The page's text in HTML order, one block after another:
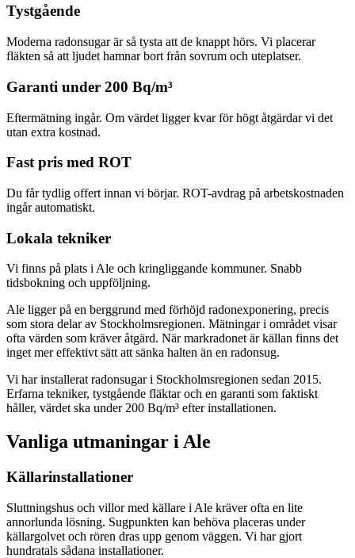
Tystgående
Moderna radonsugar är så tysta att de knappt hörs. Vi placerar
fläkten så att ljudet hamnar bort från sovrum och uteplatser.
Garanti under 200 Bq/m³
Eftermätning ingår. Om värdet ligger kvar för högt åtgärdar vi det
utan extra kostnad.
Fast pris med ROT
Du får tydlig offert innan vi börjar. ROT-avdrag på arbetskostnaden
ingår automatiskt.
Lokala tekniker
Vi finns på plats i Ale och kringliggande kommuner. Snabb
tidsbokning och uppföljning.
Ale ligger på en berggrund med förhöjd radonexponering, precis
som stora delar av Stockholmsregionen. Mätningar i området visar
ofta värden som kräver åtgärd. När markradonet är källan finns det
inget mer effektivt sätt att sänka halten än en radonsug.
Vi har installerat radonsugar i Stockholmsregionen sedan 2015.
Erfarna tekniker, tystgående fläktar och en garanti som faktiskt
håller, värdet ska under 200 Bq/m³ efter installationen.
Vanliga utmaningar iAle
Källarinstallationer
Sluttningshus och villor med källare i Ale kräver ofta en lite
annorlunda lösning. Sugpunkten kan behöva placeras under
källargolvet och rören dras upp genom väggen. Vi har gjort
hundratals sådana installationer.